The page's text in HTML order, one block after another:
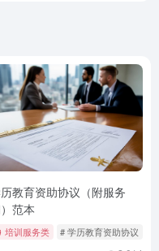
高端体检
教育资助协议（附服务
范本
培训服务类 # 学历教育资助协议